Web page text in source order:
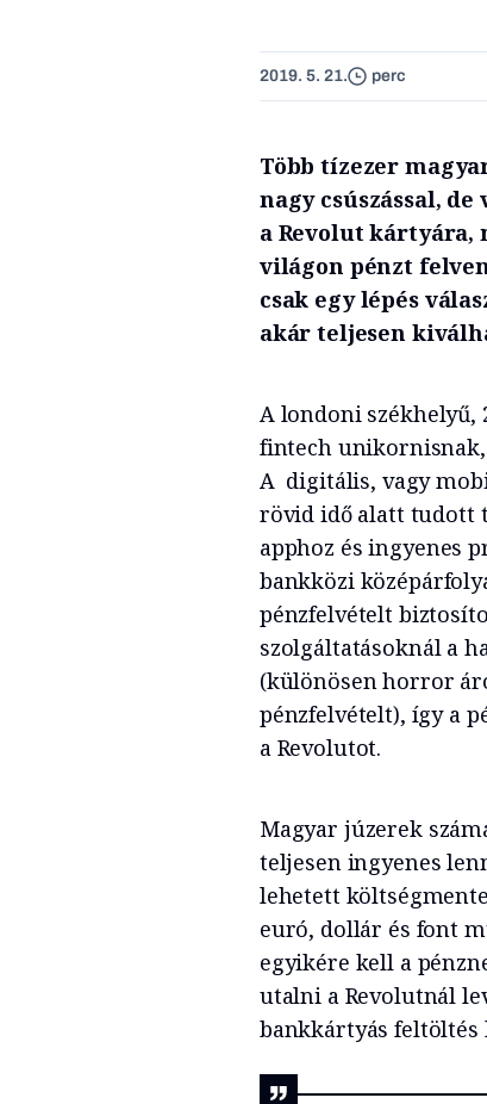
2019. 5. 21. perc
Több tízezer
nagy csúszással,
a Revolut kártyára,
világon pénzt
csak egy lépés
akár teljesen
A londoni székhelyű,
fintech
A digitális, vagy
rövid idő alatt tudott
apphoz és ingyenes
bankközi
pénzfelvételt
szolgáltatásoknál a
(különösen horror
pénzfelvételt), így a
a Revolutot.
Magyar júzerek
teljesen ingyenes
lehetett
euró, dollár és font
egyikére kell a
utalni a Revolutnál
bankkártyás feltöltés